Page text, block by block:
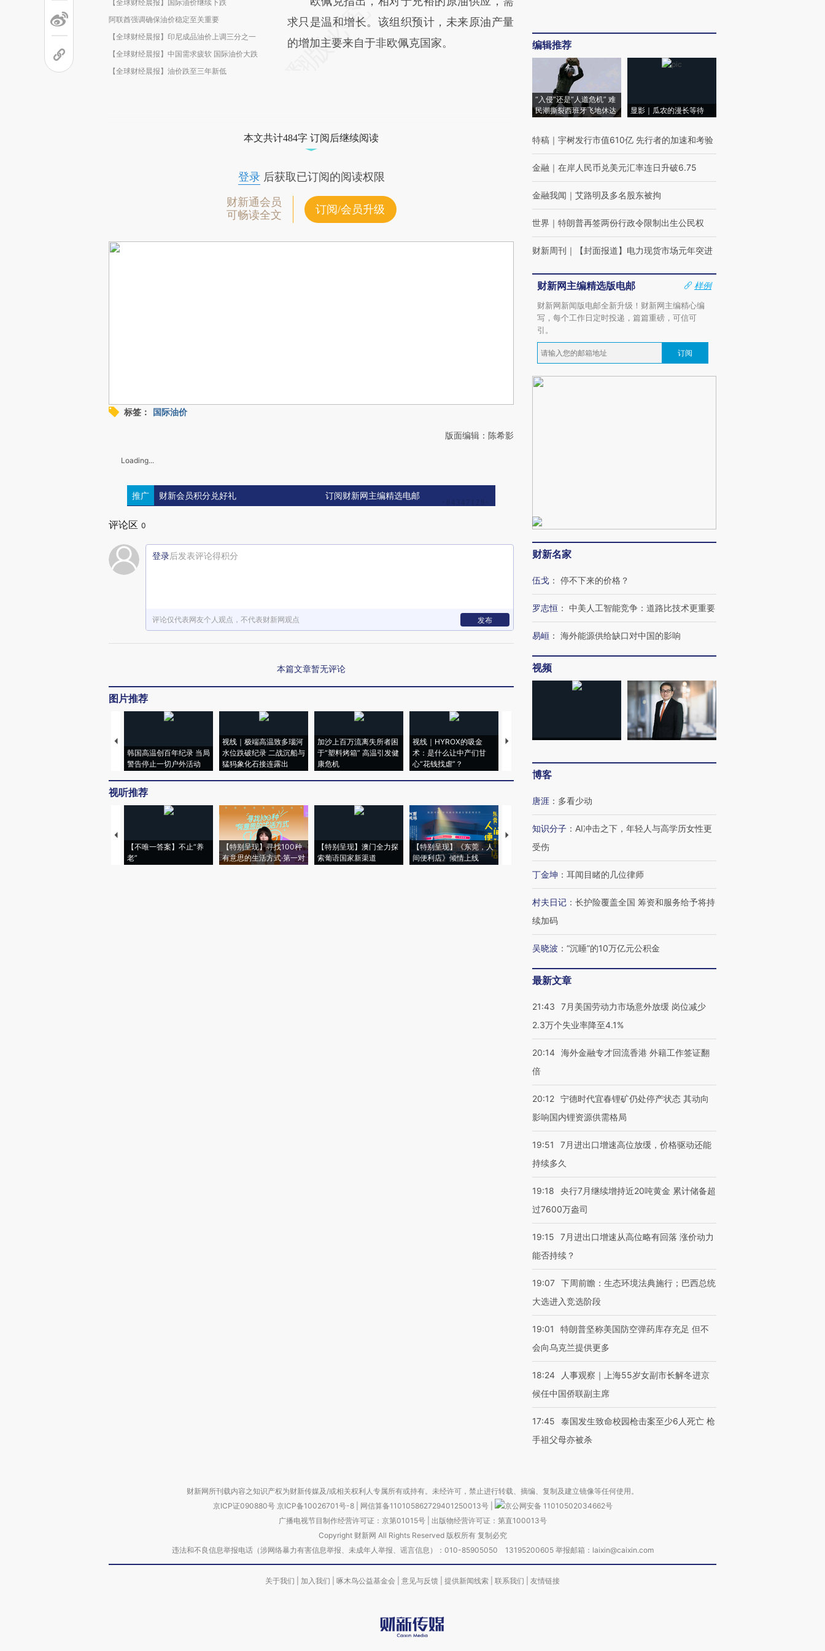
【全球财经晨报】国际油价继续下跌
阿联酋强调确保油价稳定至关重要
【全球财经晨报】印尼成品油价上调三分之一
【全球财经晨报】中国需求疲软 国际油价大跌
【全球财经晨报】油价跌至三年新低
求只是温和增长。该组织预计，未来原油产量
的增加主要来自于非欧佩克国家。
本文共计484字 订阅后继续阅读
登录后获取已订阅的阅读权限
财新通会员
可畅读全文
订阅/会员升级
标签： 国际油价
版面编辑：陈希影
Loading...
推广 财新会员积分兑好礼 订阅财新网主编精选电邮
评论区 0
登录后发表评论得积分
评论仅代表网友个人观点，不代表财新网观点 发布
本篇文章暂无评论
图片推荐
韩国高温创百年纪录 当局
警告停止一切户外活动
视线｜极端高温致多瑙河
水位跌破纪录 二战沉船与
猛犸象化石接连露出
加沙上百万流离失所者困
于“塑料烤箱” 高温引发健
康危机
视线｜HYROX的吸金
术：是什么让中产们甘
心“花钱找虐”？
马航飞行员跨国走私7万
视线｜被称为“蟑螂”的印
育部长拱下台
视线｜“入侵”还是“人道危
飞地休达
视听推荐
【不唯一答案】不止“养
老”
【特别呈现】寻找100种
有意思的生活方式·第一对
【特别呈现】澳门全力探
索葡语国家新渠道
【特别呈现】《东莞，人
间便利店》倾情上线
【推广】走进第四届链博
会，让数智科技“链”接产
【商旅对话】华住集团
编辑推荐
“入侵”还是“人道危机” 难
民潮撕裂西班牙飞地休达
显影｜瓜农的漫长等待
特稿 ｜ 宇树发行市值610亿 先行者的加速和考验
金融 ｜ 在岸人民币兑美元汇率连日升破6.75
金融我闻 ｜ 艾路明及多名股东被拘
世界 ｜ 特朗普再签两份行政令限制出生公民权
财新周刊 ｜ 【封面报道】电力现货市场元年突进
财新网主编精选版电邮
样例
财新网新闻版电邮全新升级！财新网主编精心编
写，每个工作日定时投递，篇篇重磅，可信可
引。
订阅
财新名家
伍戈 ： 停不下来的价格？
罗志恒 ： 中美人工智能竞争：道路比技术更重要
易峘 ： 海外能源供给缺口对中国的影响
视频
博客
唐涯 ： 多看少动
知识分子 ： AI冲击之下，年轻人与高学历女性更
受伤
丁金坤 ： 耳闻目睹的几位律师
村夫日记 ： 长护险覆盖全国 筹资和服务给予将持
续加码
吴晓波 ： “沉睡”的10万亿元公积金
最新文章
21:43
7月美国劳动力市场意外放缓 岗位减少
2.3万个失业率降至4.1%
20:14 海外金融专才回流香港 外籍工作签证翻
倍
20:12 宁德时代宜春锂矿仍处停产状态 其动向
影响国内锂资源供需格局
19:51
7月进出口增速高位放缓，价格驱动还能
持续多久
19:18
央行7月继续增持近20吨黄金 累计储备超
过7600万盎司
19:15
7月进出口增速从高位略有回落 涨价动力
能否持续？
19:07 下周前瞻：生态环境法典施行；巴西总统
大选进入竞选阶段
19:01
特朗普坚称美国防空弹药库存充足 但不
会向乌克兰提供更多
18:24
人事观察｜上海55岁女副市长解冬进京
候任中国侨联副主席
17:45
泰国发生致命校园枪击案至少6人死亡 枪
手祖父母亦被杀
财新网所刊载内容之知识产权为财新传媒及/或相关权利人专属所有或持有。未经许可，禁止进行转载、摘编、复制及建立镜像等任何使用。
京ICP证090880号 京ICP备10026701号-8 网信算备110105862729401250013号
京公网安备 11010502034662号
广播电视节目制作经营许可证：京第01015号| 出版物经营许可证：第直100013号
Copyright 财新网 All Rights Reserved 版权所有 复制必究
违法和不良信息举报电话（涉网络暴力有害信息举报、未成年人举报、谣言信息）：010-85905050 13195200605 举报邮箱：laixin@caixin.com
关于我们 加入我们 啄木鸟公益基金会 意见与反馈 提供新闻线索 联系我们 友情链接